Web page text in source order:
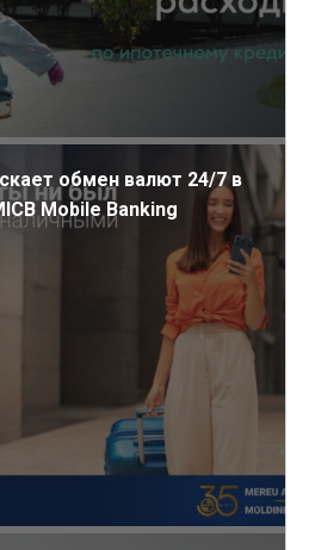
обмен валют 24/7 в
Mobile Banking